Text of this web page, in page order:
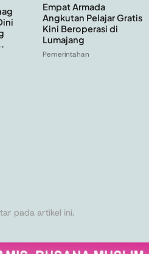
Empat Armada
Angkutan Pelajar Gratis
Kini Beroperasi di
Lumajang
Pemerintahan
pada artikel ini.